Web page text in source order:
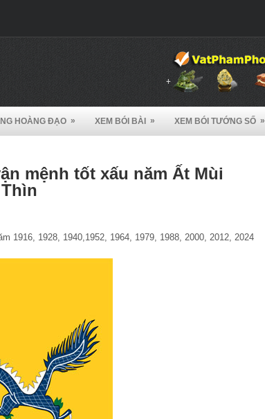
HOÀNG ĐẠO » XEM BÓI BÀI » XEM BÓI TƯỚNG SỐ »
mệnh tốt xấu năm Ất Mùi
1916, 1928, 1940,1952, 1964, 1979, 1988, 2000, 2012, 2024